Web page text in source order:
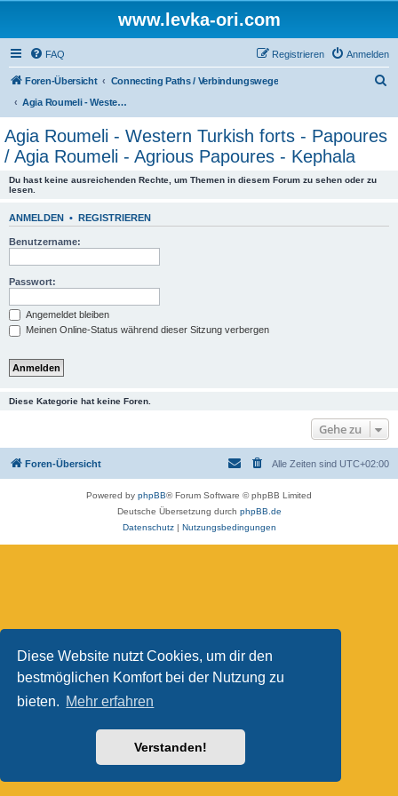
Diese Website nutzt Cookies, um dir den
bestmöglichen Komfort bei der Nutzung zu
bieten. Mehr erfahren
Verstanden!
www.levka-ori.com
FAQ Anmelden
Registrieren
Foren-Übersicht
Connecting Paths / Verbindungswege
Agia Roumeli - Western Turkish forts - Papoures / Agia Roumeli - Agrious Papoures - Kephala
Agia Roumeli - Western Turkish forts - Papoures
/ Agia Roumeli - Agrious Papoures - Kephala
Du hast keine ausreichenden Rechte, um Themen in diesem Forum zu sehen oder zu
lesen.
ANMELDEN • REGISTRIEREN
Benutzername:
Passwort:
Angemeldet bleiben
Meinen Online-Status während dieser Sitzung verbergen
Diese Kategorie hat keine Foren.
Gehe zu
Foren-Übersicht Alle Zeiten sind UTC+02:00
Powered by phpBB® Forum Software © phpBB Limited
Deutsche Übersetzung durch phpBB.de
Datenschutz| Nutzungsbedingungen